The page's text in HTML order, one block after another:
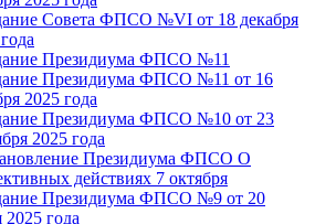
Совета ФПСО №VI от 18 декабря
Президиума ФПСО №11
Президиума ФПСО №11 от 16
2025 года
Президиума ФПСО №10 от 23
2025 года
Президиума ФПСО О
действиях 7 октября
Президиума ФПСО №9 от 20
года